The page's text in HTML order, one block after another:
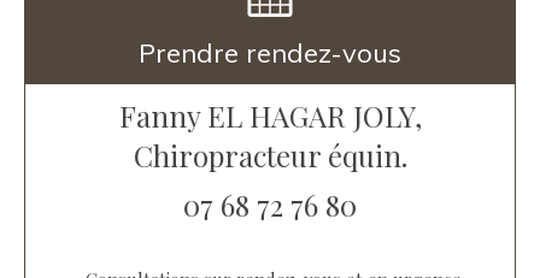
Prendre rendez-vous
Fanny EL HAGAR JOLY,
Chiropracteur équin.
07 68 72 76 80